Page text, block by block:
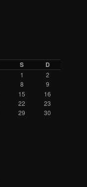
S D
1
2
8
9
15
16
22
23
29
30